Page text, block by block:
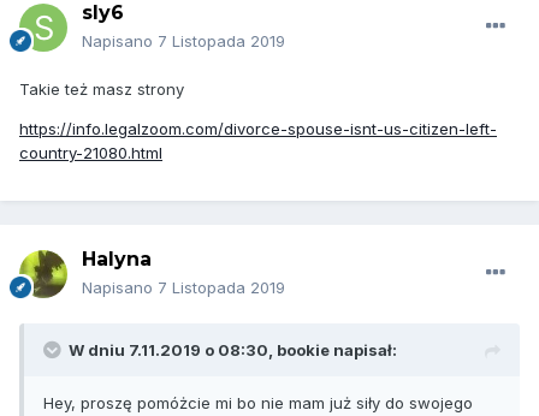
prostu móc uwolnić się od niego. Czy jest jakaś opcja abym
ja sama, zdalnie, złożyła te dokumenty?
sly6
Napisano 7 Listopada 2019
Takie też masz strony
https://info.legalzoom.com/divorce-spouse-isnt-us-citizen-left-
country-21080.html
Halyna
Napisano 7 Listopada 2019
W dniu 7.11.2019 o 08:30, bookie napisał:
Hey, proszę pomóżcie mi bo nie mam już siły do swojego